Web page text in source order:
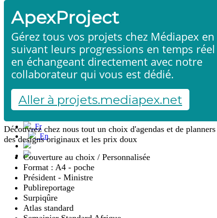
Accueil
Références
Contact
Fr
En
Français
English
Agendas
Découvrez chez nous tout un choix d'agendas et de
des designs originaux et les prix doux
Couverture au choix / Personnalisée
Format : A4 - poche
Président - Ministre
Publireportage
Surpiqûre
Atlas standard
ApexProject
Gérez tous vos projets chez Médiapex en
suivant leurs progressions en temps
en échangeant directement avec notre
collaborateur qui vous est dédié.
Aller à projets.mediapex.net